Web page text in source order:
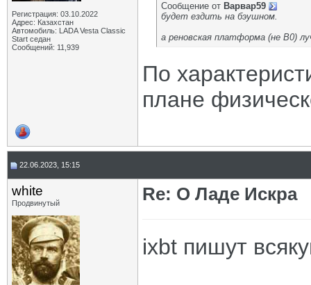
Регистрация: 03.10.2022
Адрес: Казахстан
Автомобиль: LADA Vesta Classic
Start седан
Сообщений: 11,939
Сообщение от Варвар59
будет ездить на бэушном.
а реновская платформа (не В0)
По
плане
22.06.2023, 15:15
white
Продвинутый Re: О Ладе Искра
ixbt пишут